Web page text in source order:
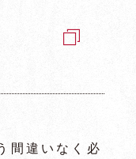
間違いなく必